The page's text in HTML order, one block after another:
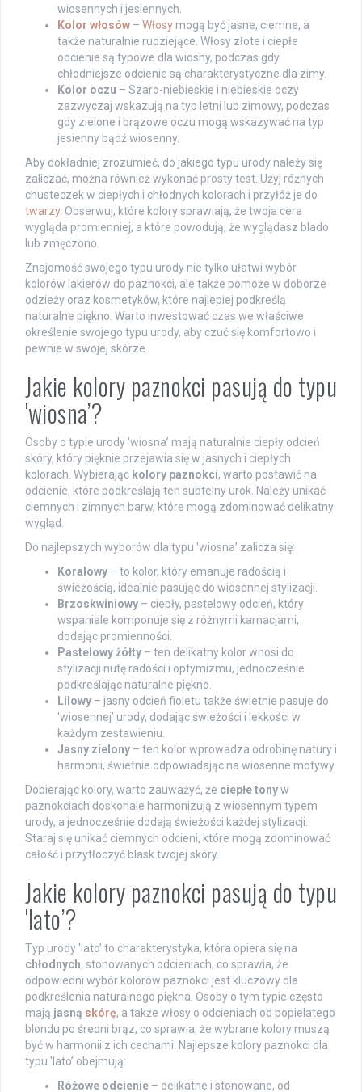
wiosennych i jesiennych.
Kolor włosów – Włosy mogą być jasne, ciemne, a
także naturalnie rudziejące. Włosy złote i ciepłe
odcienie są typowe dla wiosny, podczas gdy
chłodniejsze odcienie są charakterystyczne dla zimy.
Kolor oczu – Szaro-niebieskie i niebieskie oczy
zazwyczaj wskazują na typ letni lub zimowy, podczas
gdy zielone i brązowe oczu mogą wskazywać na typ
jesienny bądź wiosenny.
Aby dokładniej zrozumieć, do jakiego typu urody należy się
zaliczać, można również wykonać prosty test. Użyj różnych
chusteczek w ciepłych i chłodnych kolorach i przyłóż je do
twarzy. Obserwuj, które kolory sprawiają, że twoja cera
wygląda promienniej, a które powodują, że wyglądasz blado
lub zmęczono.
Znajomość swojego typu urody nie tylko ułatwi wybór
kolorów lakierów do paznokci, ale także pomoże w doborze
odzieży oraz kosmetyków, które najlepiej podkreślą
naturalne piękno. Warto inwestować czas we właściwe
określenie swojego typu urody, aby czuć się komfortowo i
pewnie w swojej skórze.
Jakie kolory paznokci pasują do typu
'wiosna’?
Osoby o typie urody 'wiosna’ mają naturalnie ciepły odcień
skóry, który pięknie przejawia się w jasnych i ciepłych
kolorach. Wybierając kolory paznokci, warto postawić na
odcienie, które podkreślają ten subtelny urok. Należy unikać
ciemnych i zimnych barw, które mogą zdominować delikatny
wygląd.
Do najlepszych wyborów dla typu 'wiosna’ zalicza się:
Koralowy – to kolor, który emanuje radością i
świeżością, idealnie pasując do wiosennej stylizacji.
Brzoskwiniowy – ciepły, pastelowy odcień, który
wspaniale komponuje się z różnymi karnacjami,
dodając promienności.
Pastelowy żółty – ten delikatny kolor wnosi do
stylizacji nutę radości i optymizmu, jednocześnie
podkreślając naturalne piękno.
Lilowy – jasny odcień fioletu także świetnie pasuje do
'wiosennej’ urody, dodając świeżości i lekkości w
każdym zestawieniu.
Jasny zielony – ten kolor wprowadza odrobinę natury i
harmonii, świetnie odpowiadając na wiosenne motywy.
Dobierając kolory, warto zauważyć, że ciepłe tonyw
paznokciach doskonale harmonizują z wiosennym typem
urody, a jednocześnie dodają świeżości każdej stylizacji.
Staraj się unikać ciemnych odcieni, które mogą zdominować
całość i przytłoczyć blask twojej skóry.
Jakie kolory paznokci pasują do typu
'lato’?
Typ urody 'lato’ to charakterystyka, która opiera się na
chłodnych, stonowanych odcieniach, co sprawia, że
odpowiedni wybór kolorów paznokci jest kluczowy dla
podkreślenia naturalnego piękna. Osoby o tym typie często
mają jasną skórę, a także włosy o odcieniach od popielatego
blondu po średni brąz, co sprawia, że wybrane kolory muszą
być w harmonii z ich cechami. Najlepsze kolory paznokci dla
typu 'lato’ obejmują:
Różowe odcienie – delikatne i stonowane, od